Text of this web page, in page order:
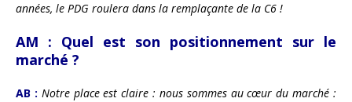
années, le PDG roulera dans la remplaçante de la C6 !
AM : Quel est son positionnement sur le
marché ?
AB : Notre place est claire : nous sommes au cœur du marché :